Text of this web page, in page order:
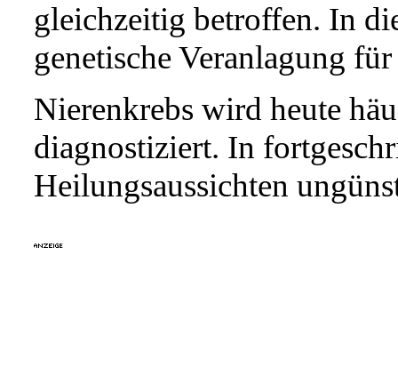
gleichzeitig betroffen. In
genetische Veranlagung
Nierenkrebs wird heute
diagnostiziert. In
Heilungsaussichten